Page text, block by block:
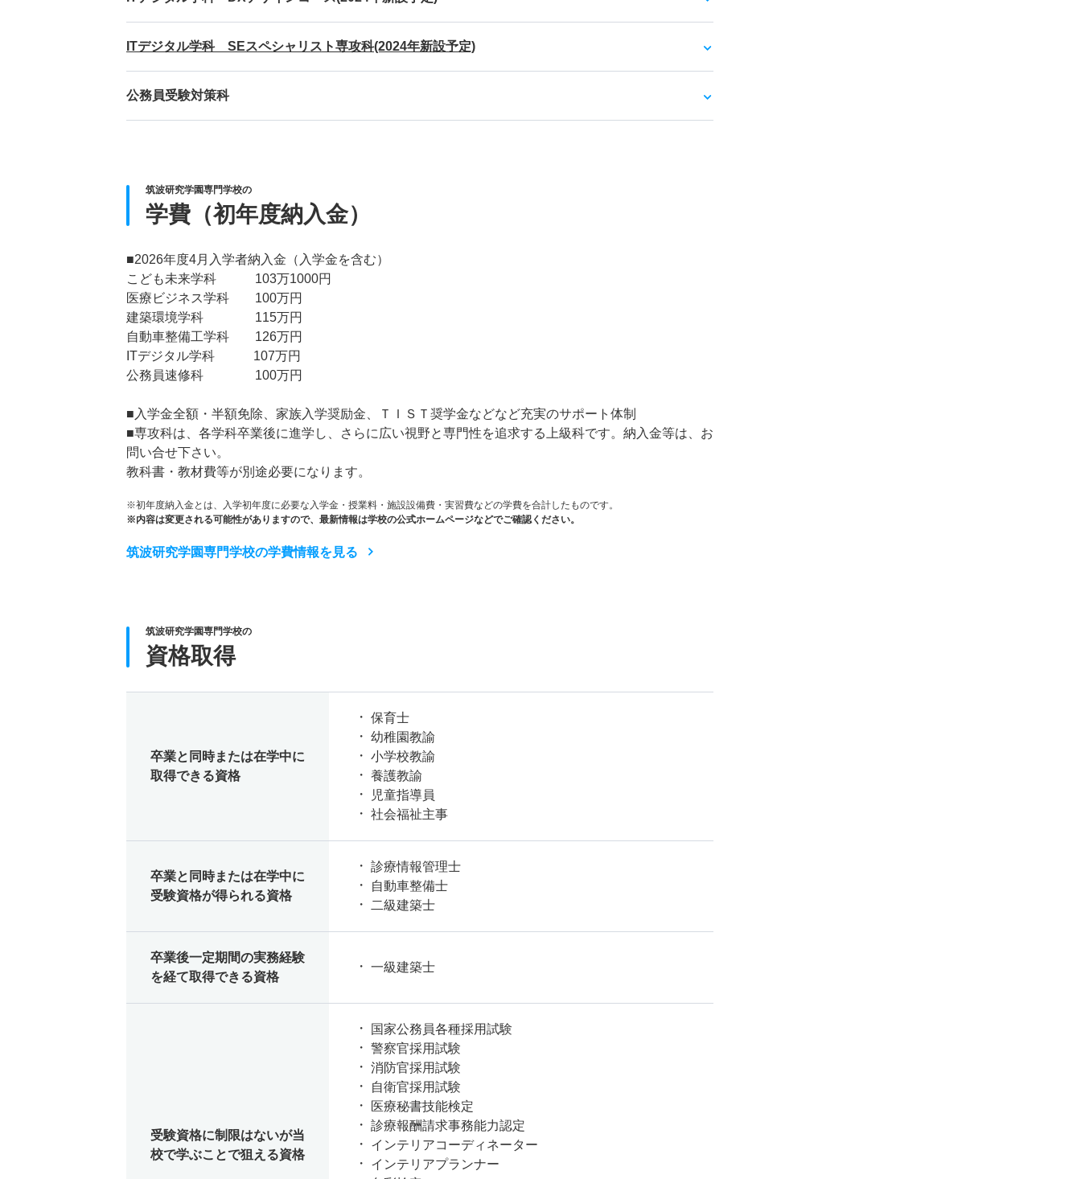
ITデジタル学科 SEスペシャリスト専攻科(2024年新設予定)
公務員受験対策科
筑波研究学園専門学校の
学費（初年度納入金）
■2026年度4月入学者納入金（入学金を含む）
こども未来学科 103万1000円
医療ビジネス学科 100万円
建築環境学科 115万円
自動車整備工学科 126万円
ITデジタル学科 107万円
公務員速修科 100万円
■入学金全額・半額免除、家族入学奨励金、ＴＩＳＴ奨学金などなど充実のサポート体制
■専攻科は、各学科卒業後に進学し、さらに広い視野と専門性を追求する上級科です。納入金等は、お
問い合せ下さい。
教科書・教材費等が別途必要になります。
※初年度納入金とは、入学初年度に必要な入学金・授業料・施設設備費・実習費などの学費を合計したものです。
※内容は変更される可能性がありますので、最新情報は学校の公式ホームページなどでご確認ください。
筑波研究学園専門学校の学費情報を見る
筑波研究学園専門学校の
資格取得
卒業と同時または在学中に
取得できる資格
保育士
幼稚園教諭
小学校教諭
養護教諭
児童指導員
社会福祉主事
卒業と同時または在学中に
受験資格が得られる資格
診療情報管理士
自動車整備士
二級建築士
卒業後一定期間の実務経験
を経て取得できる資格
一級建築士
受験資格に制限はないが当
校で学ぶことで狙える資格
国家公務員各種採用試験
警察官採用試験
消防官採用試験
自衛官採用試験
医療秘書技能検定
診療報酬請求事務能力認定
インテリアコーディネーター
インテリアプランナー